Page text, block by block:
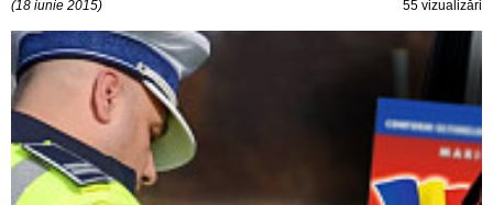
(18 iunie 2015) 55 vizualizări